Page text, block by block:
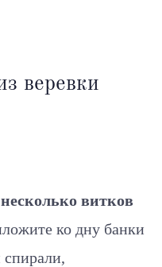
веревки
несколько витков
ко дну банки
спирали,